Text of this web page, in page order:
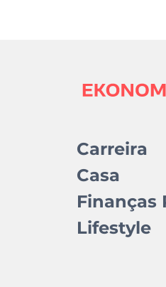
Carreira
Casa
Finanças
Lifestyle